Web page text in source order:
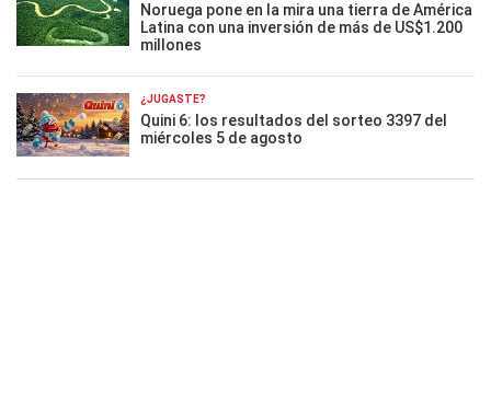
Noruega pone en la mira una tierra de América
Latina con una inversión de más de US$1.200
millones
¿JUGASTE?
Quini 6: los resultados del sorteo 3397 del
miércoles 5 de agosto